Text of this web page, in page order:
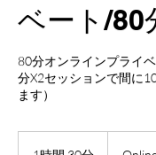
ベート/80
80分オンラインプライ
分X2セッションで間に
ます）